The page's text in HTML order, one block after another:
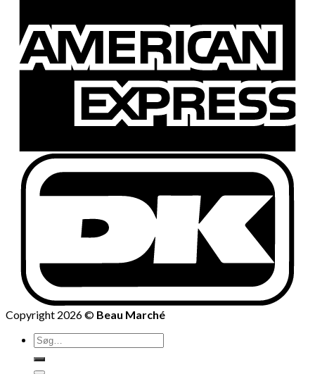
Copyright 2026 © Beau Marché
Søg
efter: